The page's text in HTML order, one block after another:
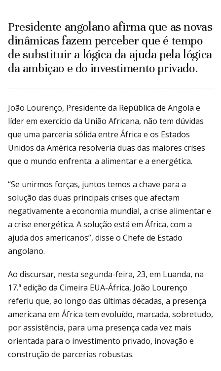
Presidente angolano afirma que as novas
dinâmicas fazem perceber que é tempo
de substituir a lógica da ajuda pela lógica
da ambição e do investimento privado.
João Lourenço, Presidente da República de Angola e
líder em exercício da União Africana, não tem dúvidas
que uma parceria sólida entre África e os Estados
Unidos da América resolveria duas das maiores crises
que o mundo enfrenta: a alimentar e a energética.
“Se unirmos forças, juntos temos a chave para a
solução das duas principais crises que afectam
negativamente a economia mundial, a crise alimentar e
a crise energética. A solução está em África, com a
ajuda dos americanos”, disse o Chefe de Estado
angolano.
Ao discursar, nesta segunda-feira, 23, em Luanda, na
17.ª edição da Cimeira EUA-África, João Lourenço
referiu que, ao longo das últimas décadas, a presença
americana em África tem evoluído, marcada, sobretudo,
por assistência, para uma presença cada vez mais
orientada para o investimento privado, inovação e
construção de parcerias robustas.